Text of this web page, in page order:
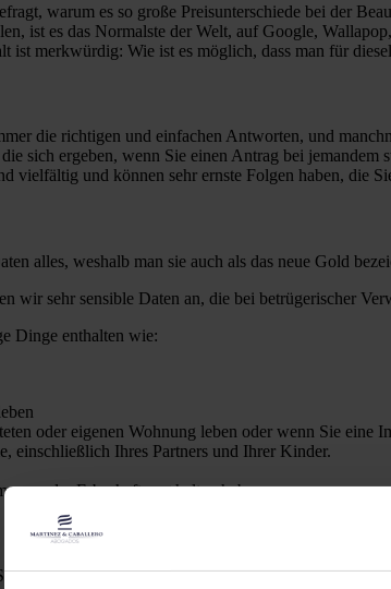
warum es so große Preisunterschiede bei der
ist es das Normalste der Welt, auf Google,
ist merkwürdig: Wie ist es möglich, dass man für
die richtigen und einfachen Antworten, und
sich ergeben, wenn Sie einen Antrag bei
vielfältig und können sehr ernste Folgen haben, die
alles, weshalb man sie auch als das neue Gold
wir sehr sensible Daten an, die bei betrügerischer
Dinge enthalten wie:
oder eigenen Wohnung leben oder wenn Sie eine
einschließlich Ihres Partners und Ihrer Kinder.
oder Erbschaften erhalten haben.
wenn Sie all diese Informationen an die falsche